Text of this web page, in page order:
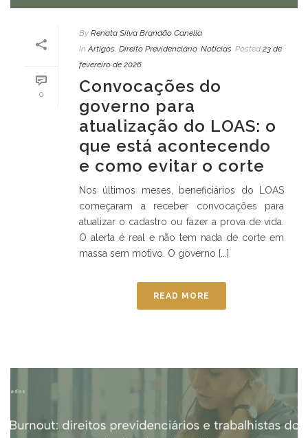
0
By Renata Silva Brandão Canella
In Artigos Direito Previdenciário, Notícias Posted 23 de
fevereiro de 2026
Convocações do
governo para
atualização do LOAS: o
que está acontecendo
e como evitar o corte
Nos últimos meses, beneficiários do LOAS
começaram a receber convocações para
atualizar o cadastro ou fazer a prova de vida.
O alerta é real e não tem nada de corte em
massa sem motivo. O governo [...]
READ MORE